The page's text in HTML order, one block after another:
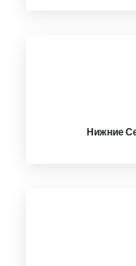
Нижние